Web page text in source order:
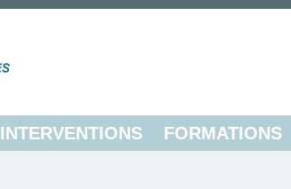
INTERVENTIONS FORMATIONS